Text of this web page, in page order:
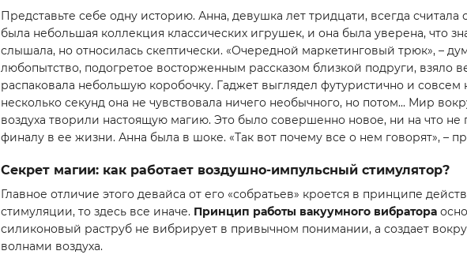
Представьте себе одну историю. Анна, девушка лет тридцати, всегда
была небольшая коллекция классических игрушек, и она была уверена, что
слышала, но относилась скептически. «Очередной маркетинговый трюк», –
любопытство, подогретое восторженным рассказом близкой подруги, взяло
распаковала небольшую коробочку. Гаджет выглядел футуристично и
несколько секунд она не чувствовала ничего необычного, но потом... Мир
воздуха творили настоящую магию. Это было совершенно новое, ни на что
финалу в ее жизни. Анна была в шоке. «Так вот почему все о нем говорят», –
Секрет магии: как работает воздушно-импульсный стимулятор?
Главное отличие этого девайса от его «собратьев» кроется в принципе
стимуляции, то здесь все иначе. Принцип работы вакуумного вибратора
силиконовый раструб не вибрирует в привычном понимании, а создает
волнами воздуха.